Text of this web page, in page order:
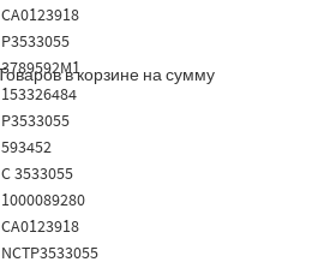
в корзине на сумму
CA0123918
P3533055
3789592M1
153326484
P3533055
593452
C 3533055
1000089280
CA0123918
NCTP3533055